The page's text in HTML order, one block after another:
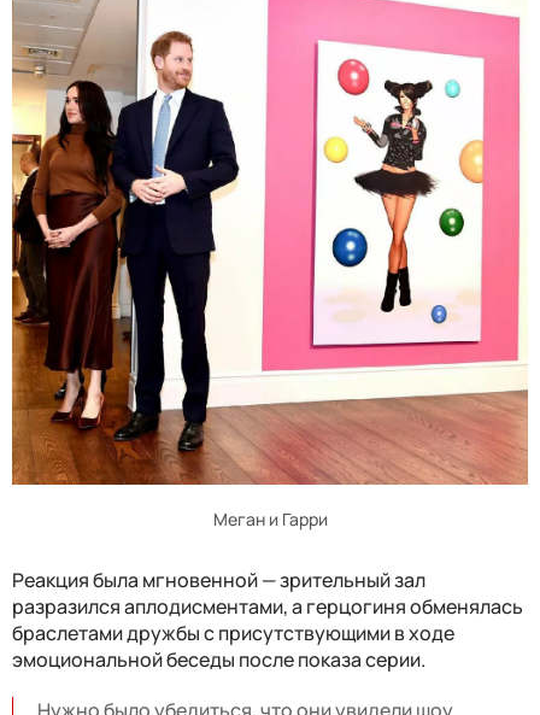
Меган и Гарри
Реакция была мгновенной — зрительный зал
разразился аплодисментами, а герцогиня обменялась
браслетами дружбы с присутствующими в ходе
эмоциональной беседы после показа серии.